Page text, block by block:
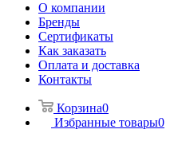
О компании
Бренды
Сертификаты
Как заказать
Оплата и доставка
Контакты
Корзина0
Избранные товары0